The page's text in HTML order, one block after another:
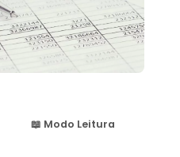
📖 Modo Leitura